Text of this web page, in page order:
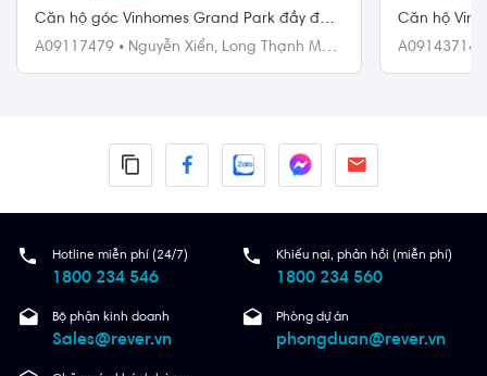
Căn hộ góc Vinhomes Grand Park đầy đủ
nội thất diện tích 72m².
A09117479 • Nguyễn Xiển, Long Thạnh Mỹ,
Căn hộ
Bắc, diện
A09143714
Hotline miễn phí (24/7)
1800 234 546
Khiếu nại, phản hồi (miễn phí)
1800 234 560
Bộ phận kinh doanh
Sales@rever.vn
Phòng dự án
phongduan@rever.vn